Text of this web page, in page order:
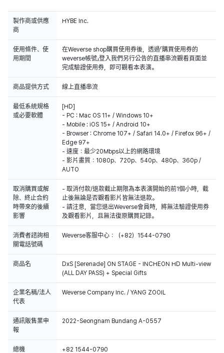
製作商或供應
商
HYBE Inc.
使用條件、使
用期間
在Weverse shop購買使用券後，透過「購買使用券的
weverse帳號」登入我們另行公告的直播串流觀看頁面並
完成驗證使用券，即可觀看本表演。
商品提供方式 線上直播串流
最低系統規格
或必要軟體
[HD]
- PC : Mac OS 11+ / Windows 10+
- Mobile : iOS 15+ / Android 10+
- Browser : Chrome 107+ / Safari 14.0+ / Firefox 96+ /
Edge 97+
- 速度：最少20Mbps以上的網路環境
- 影片畫質：1080p、720p、540p、480p、360p /
AUTO
取消購買或解
除、終止合約
時帶來的後續
影響
- 取消付款/退款截止期限為本表演開始的前1個小時，截
止後無論是否觀看影片皆無法退款。
- 請注意，當您退出Weverse會員時，將無法驗證使用券
及觀看影片，且無法復原購買記錄。
消費者諮詢相
關電話號碼
Weverse客服中心：（+82）1544-0790
商品名
DxS [Serenade] ON STAGE - INCHEON HD Multi-view
(ALL DAY PASS) + Special Gifts
企業名稱/法人
代表
Weverse Company Inc. / YANG ZOOIL
通訊販售業申
報
2022-Seongnam Bundang A-0557
總機 +82 1544-0790